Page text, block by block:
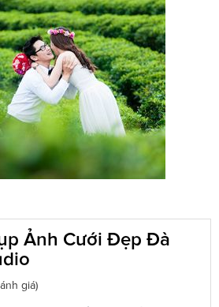
Ảnh Cưới Đẹp Đà
giá)